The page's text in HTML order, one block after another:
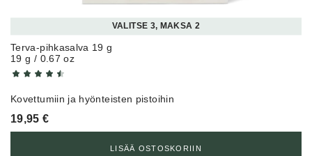
VALITSE 3, MAKSA 2
Terva-pihkasalva 19 g
19 g / 0.67 oz
Kovettumiin ja hyönteisten pistoihin
19,95€
LISÄÄ OSTOSKORIIN